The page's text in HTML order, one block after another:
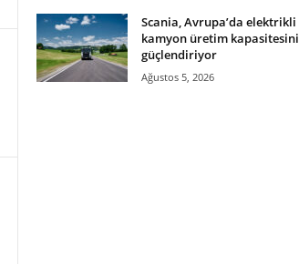
Scania, Avrupa’da elektrikli
kamyon üretim kapasitesini
güçlendiriyor
Ağustos 5, 2026